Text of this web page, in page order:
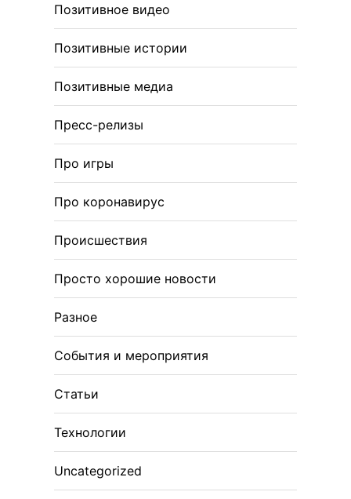
Позитивное видео
Позитивные истории
Позитивные медиа
Пресс-релизы
Про игры
Про коронавирус
Происшествия
Просто хорошие новости
Разное
События и мероприятия
Статьи
Технологии
Uncategorized